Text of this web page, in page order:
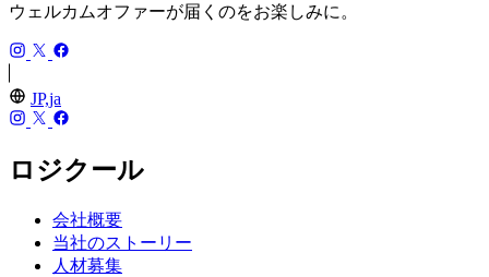
ウェルカムオファーが届くのをお楽しみに。
JP,ja
ロジクール
会社概要
当社のストーリー
人材募集